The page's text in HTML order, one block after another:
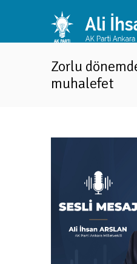
Zorlu
muhalefet